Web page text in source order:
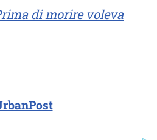
di morire voleva